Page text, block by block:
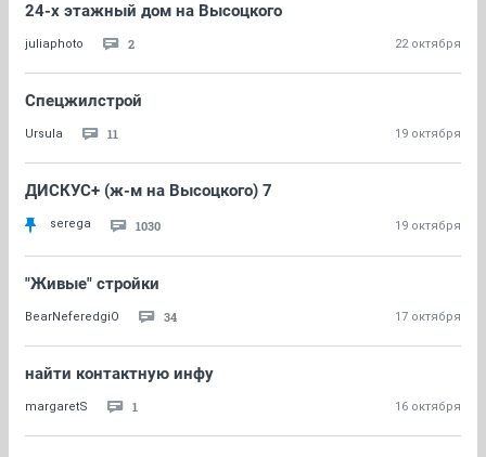
24-х этажный дом на Высоцкого
juliaphoto 2 22 октября
Спецжилстрой
Ursula 11 19 октября
ДИСКУС+ (ж-м на Высоцкого) 7
serega 1030 19 октября
"Живые" стройки
BearNeferedgiO 34 17 октября
найти контактную инфу
margaretS 1 16 октября